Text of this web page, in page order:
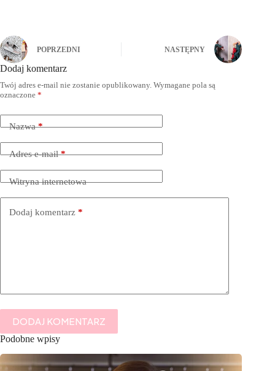
POPRZEDNI NASTĘPNY
Dodaj komentarz
Twój adres e-mail nie zostanie opublikowany. Wymagane pola są
oznaczone *
Nazwa*
Adres e-mail*
Witryna internetowa
Dodaj komentarz *
DODAJ KOMENTARZ
Podobne wpisy